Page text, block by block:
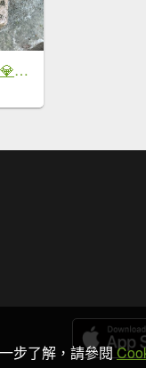
台北大縱走2026｜💎尋寶穿越蝴蝶蘭步道！第五段｜劍潭(山)→文間山→忠勇山→碧山巖
步了解，請參閱